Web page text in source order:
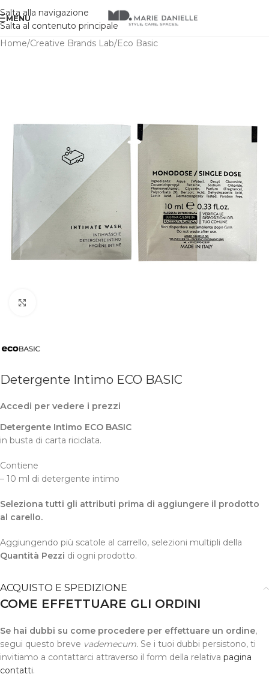
Salta alla navigazione
Salta al contenuto principale
MENU
Home/Creative Brands Lab/Eco Basic
Detergente Intimo ECO BASIC
Accedi per vedere i prezzi
Detergente Intimo ECO BASIC
in busta di carta riciclata.
Contiene
– 10 ml di detergente intimo
Seleziona tutti gli attributi prima di aggiungere il prodotto
al carello.
Aggiungendo più scatole al carrello, selezioni multipli della
Quantità Pezzi di ogni prodotto.
ACQUISTO E SPEDIZIONE
COME EFFETTUARE GLI ORDINI
Se hai dubbi su come procedere per effettuare un ordine,
segui questo breve vademecum. Se i tuoi dubbi persistono, ti
invitiamo a contattarci attraverso il form della relativa pagina
contatti.